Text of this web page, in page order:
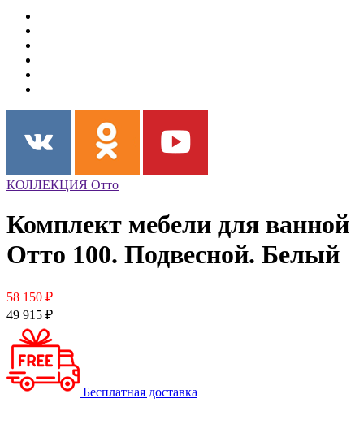
КОЛЛЕКЦИЯ Отто
Комплект мебели для ванной
Отто 100. Подвесной. Белый
58 150 ₽
49 915 ₽
Бесплатная доставка